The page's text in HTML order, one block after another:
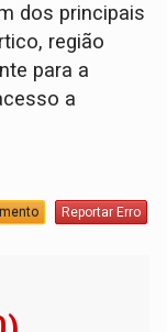
dos principais
região
para a
a
Reportar Erro